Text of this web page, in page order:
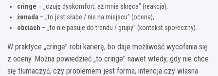
cringe – „czuję dyskomfort, aż mnie skręca” (reakcja),
żenada – „to jest słabe / nie na miejscu” (ocena),
obciach – „to nie pasuje do trendu / grupy” (kontekst społeczny).
W praktyce „cringe” robi karierę, bo daje możliwość wycofania się
z oceny. Można powiedzieć „to cringe” nawet wtedy, gdy nie chce
się tłumaczyć, czy problemem jest forma, intencja czy własna